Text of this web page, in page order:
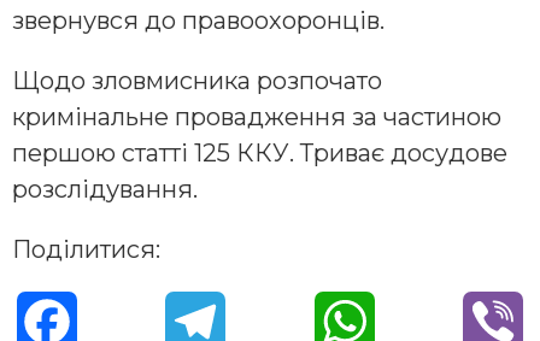
звернувся до правоохоронців.
Щодо зловмисника розпочато
кримінальне провадження за частиною
першою статті 125 ККУ. Триває досудове
розслідування.
Поділитися: